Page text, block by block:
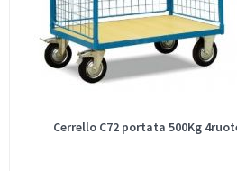
Cerrello C72 portata 500Kg